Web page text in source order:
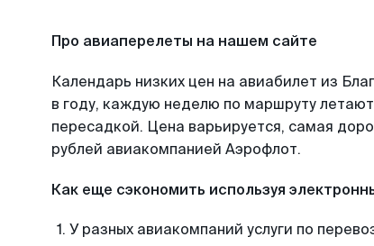
Про авиаперелеты на нашем сайте
Календарь низких цен на авиабилет из
в году, каждую неделю по маршруту
пересадкой. Цена варьируется, самая
рублей авиакомпанией Аэрофлот.
Как еще сэкономить используя
У разных авиакомпаний услуги по